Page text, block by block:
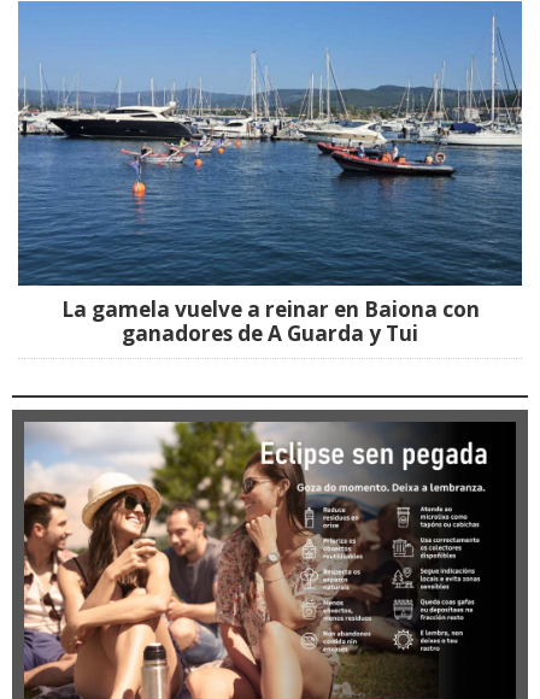
La gamela vuelve a reinar en Baiona con
ganadores de A Guarda y Tui